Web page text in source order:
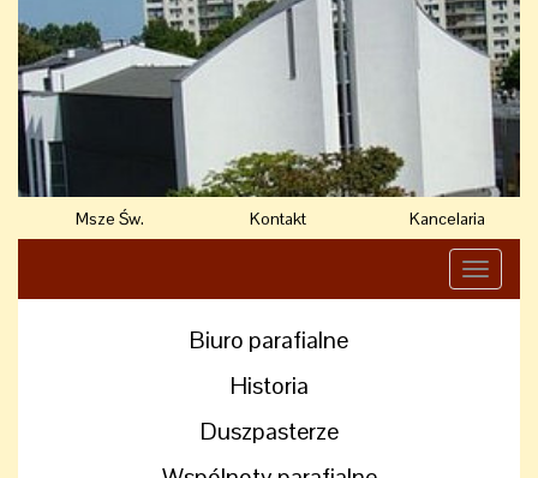
Msze Św. Kontakt Kancelaria
Toggle
Biuro parafialne
Historia
Duszpasterze